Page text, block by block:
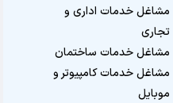
مشاغل خدمات اداری و
تجاری
مشاغل خدمات ساختمان
مشاغل خدمات کامپیوتر و
موبایل